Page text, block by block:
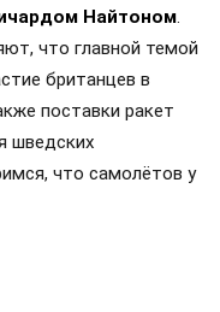
Найтоном.
что главной темой
британцев в
поставки ракет
шведских
что самолётов у